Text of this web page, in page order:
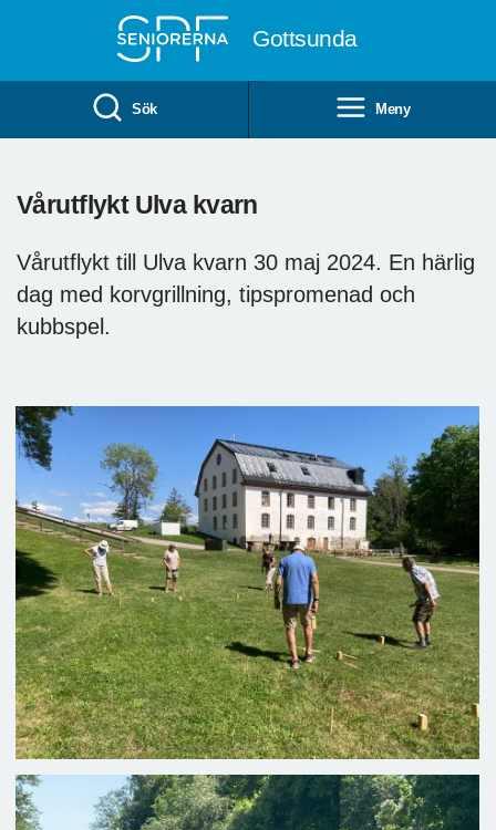
Gottsunda
Sök Meny
Vårutflykt Ulva kvarn
Vårutflykt till Ulva kvarn 30 maj 2024. En härlig
dag med korvgrillning, tipspromenad och
kubbspel.